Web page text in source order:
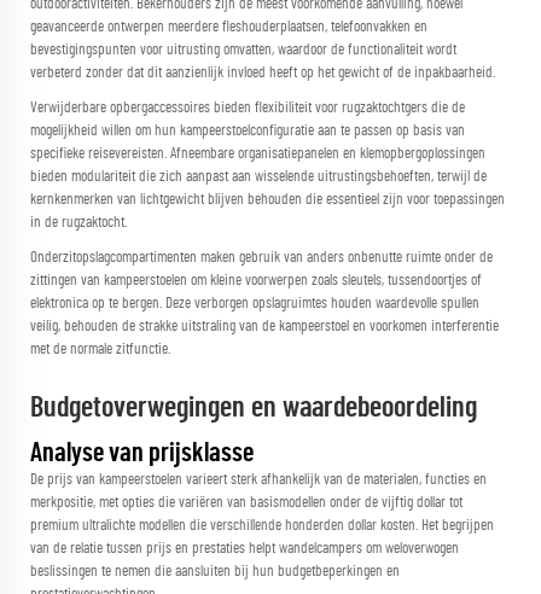
outdooractiviteiten. Bekerhouders zijn de meest voorkomende aanvulling, hoewel
geavanceerde ontwerpen meerdere fleshouderplaatsen, telefoonvakken en
bevestigingspunten voor uitrusting omvatten, waardoor de functionaliteit wordt
verbeterd zonder dat dit aanzienlijk invloed heeft op het gewicht of de inpakbaarheid.
Verwijderbare opbergaccessoires bieden flexibiliteit voor rugzaktochtgers die de
mogelijkheid willen om hun kampeerstoelconfiguratie aan te passen op basis van
specifieke reisevereisten. Afneembare organisatiepanelen en klemopbergoplossingen
bieden modulariteit die zich aanpast aan wisselende uitrustingsbehoeften, terwijl de
kernkenmerken van lichtgewicht blijven behouden die essentieel zijn voor toepassingen
in de rugzaktocht.
Onderzitopslagcompartimenten maken gebruik van anders onbenutte ruimte onder de
zittingen van kampeerstoelen om kleine voorwerpen zoals sleutels, tussendoortjes of
elektronica op te bergen. Deze verborgen opslagruimtes houden waardevolle spullen
veilig, behouden de strakke uitstraling van de kampeerstoel en voorkomen interferentie
met de normale zitfunctie.
Budgetoverwegingen en waardebeoordeling
Analyse van prijsklasse
De prijs van kampeerstoelen varieert sterk afhankelijk van de materialen, functies en
merkpositie, met opties die variëren van basismodellen onder de vijftig dollar tot
premium ultralichte modellen die verschillende honderden dollar kosten. Het begrijpen
van de relatie tussen prijs en prestaties helpt wandelcampers om weloverwogen
beslissingen te nemen die aansluiten bij hun budgetbeperkingen en